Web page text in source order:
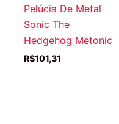
Pelúcia De Metal
Sonic The
Hedgehog Metonic
R$101,31